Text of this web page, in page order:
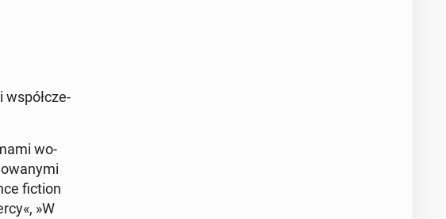
współ­cze­
wo­
fiction
»W